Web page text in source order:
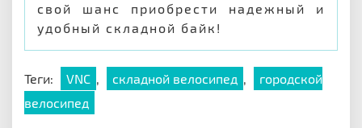
свой шанс приобрести надежный и
удобный складной байк!
Теги: VNC , складной велосипед ,
городской
велосипед